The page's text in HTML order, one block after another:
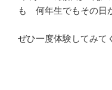
も 何年生でもその日
ぜひ一度体験してみて